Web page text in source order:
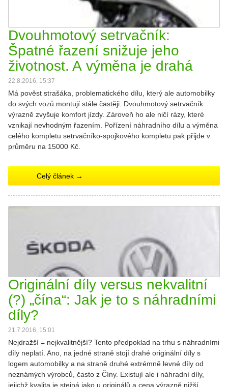
Dvouhmotový setrvačník:
Špatné řazení snižuje jeho
životnost. A výměna je drahá
22.8.2016, 15:37
Má pověst strašáka, problematického dílu, který ale automobilky
do svých vozů montují stále častěji. Dvouhmotový setrvačník
výrazně zvyšuje komfort jízdy. Zároveň ho ale ničí rázy, které
vznikají nevhodným řazením. Pořízení náhradního dílu a výměna
celého kompletu setrvačníko-spojkového kompletu pak přijde v
průměru na 15000 Kč.
Celý článek →
Originální díly versus nekvalitní
(?) „čína“: Jak je to s náhradními
díly?
21.7.2016, 15:01
Nejdražší = nejkvalitnější? Tento předpoklad na trhu s náhradními
díly neplatí. Ano, na jedné straně stojí drahé originální díly s
logem automobilky a na straně druhé extrémně levné díly od
neznámých výrobců, často z Číny. Existují ale i náhradní díly,
jejichž kvalita je stejná jako u originálů a cena výrazně nižší.